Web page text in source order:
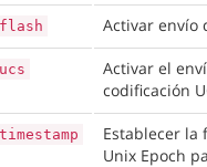
flash Activar envío
ucs
Activar el
codificación
timestamp
Establecer la
Unix Epoch